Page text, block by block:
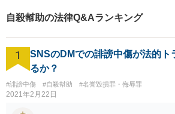
自殺幇助の法律Q&Aランキング
1
SNSのDMでの誹謗中傷が法的ト
るか？
#誹謗中傷 #自殺幇助 #名誉毀損罪・侮辱罪
2021年2月22日